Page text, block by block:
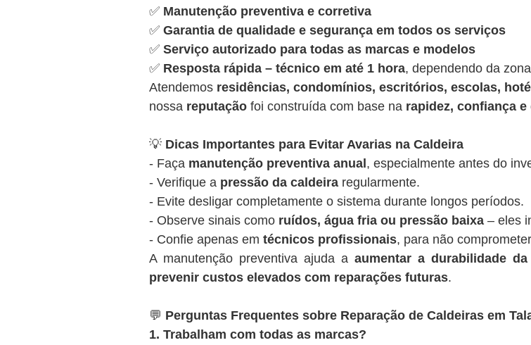
✅ Manutenção preventiva e corretiva
✅ Garantia de qualidade e segurança em todos os serviços
✅ Serviço autorizado para todas as marcas e modelos
✅ Resposta rápida – técnico em até 1 hora, dependendo da zona
Atendemos residências, condomínios, escritórios, escolas,
nossa reputação foi construída com base na rapidez, confiança e
💡 Dicas Importantes para Evitar Avarias na Caldeira
- Faça manutenção preventiva anual , especialmente antes do
- Verifique a pressão da caldeira regularmente.
- Evite desligar completamente o sistema durante longos períodos.
- Observe sinais como ruídos, água fria ou pressão baixa – eles
- Confie apenas em técnicos profissionais, para não
A manutenção preventiva ajuda a aumentar a durabilidade
prevenir custos elevados com reparações futuras.
💬 Perguntas Frequentes sobre Reparação de Caldeiras em
1. Trabalham com todas as marcas?